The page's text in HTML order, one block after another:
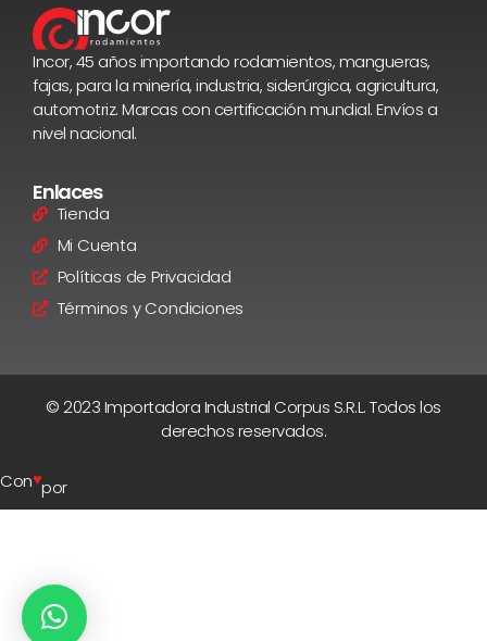
Incor, 45 años importando rodamientos, mangueras,
fajas, para la minería, industria, siderúrgica, agricultura,
automotriz. Marcas con certificación mundial. Envíos a
nivel nacional.
Enlaces
Tienda
Mi Cuenta
Políticas de Privacidad
Términos y Condiciones
© 2023 Importadora Industrial Corpus S.R.L. Todos los
derechos reservados.
Con♥por